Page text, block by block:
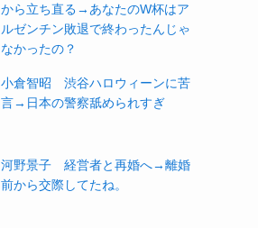
から立ち直る→あなたのW杯はア
ルゼンチン敗退で終わったんじゃ
なかったの？
小倉智昭 渋谷ハロウィーンに苦
言→日本の警察舐められすぎ
河野景子 経営者と再婚へ→離婚
前から交際してたね。